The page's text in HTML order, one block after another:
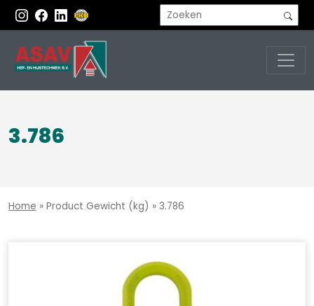
3.786
Home » Product Gewicht (kg) » 3.786